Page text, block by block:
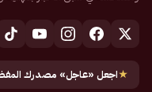
★اجعل «عاجل» مصدرك